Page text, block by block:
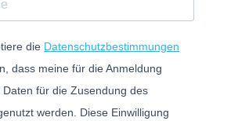
die Datenschutzbestimmungen
dass meine für die Anmeldung
für die Zusendung des
werden. Diese Einwilligung